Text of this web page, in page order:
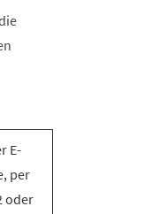
E-
per
oder